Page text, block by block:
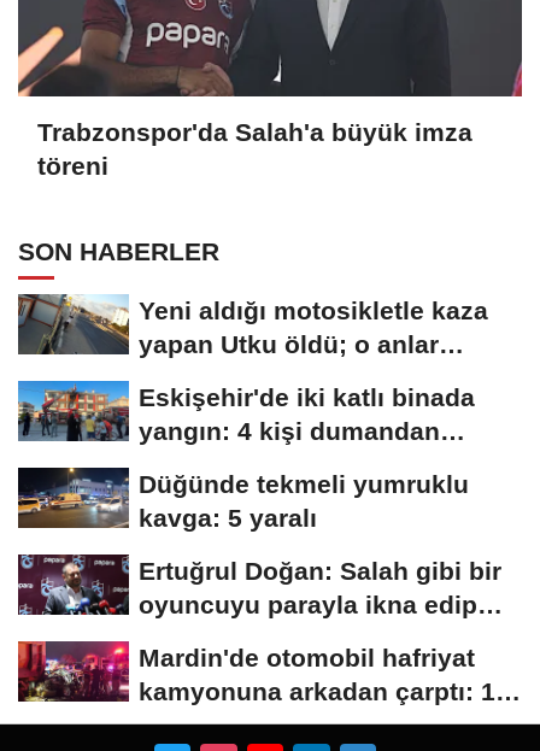
Trabzonspor'da Salah'a büyük imza
töreni
SON HABERLER
Yeni aldığı motosikletle kaza
yapan Utku öldü; o anlar
Eskişehir'de iki katlı binada
yangın: 4 kişi dumandan
Düğünde tekmeli yumruklu
kavga: 5 yaralı
Ertuğrul Doğan: Salah gibi bir
oyuncuyu parayla ikna edip
Mardin'de otomobil hafriyat
kamyonuna arkadan çarptı: 1
ölü, 2...